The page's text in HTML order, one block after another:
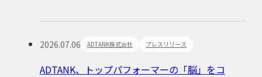
2026.07.06 ADTANK株式会社 プレスリリース
ADTANK、トップパフォーマーの「脳」をコ